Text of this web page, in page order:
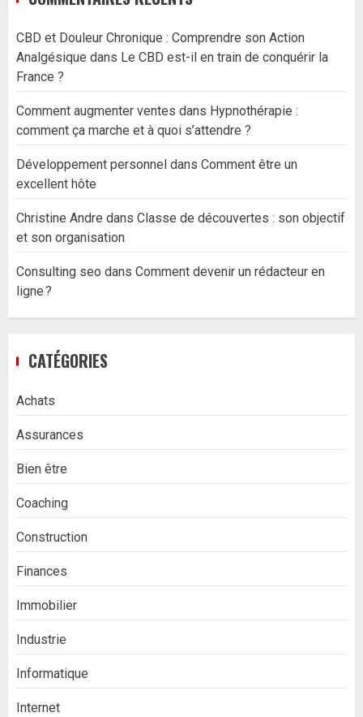
CBD et Douleur Chronique : Comprendre son Action
Analgésique dans Le CBD est-il en train de conquérir la
France ?
Comment augmenter ventes dans Hypnothérapie :
comment ça marche et à quoi s’attendre ?
Développement personnel dans Comment être un
excellent hôte
Christine Andre dans Classe de découvertes : son objectif
et son organisation
Consulting seo dans Comment devenir un rédacteur en
ligne ?
CATÉGORIES
Achats
Assurances
Bien être
Coaching
Construction
Finances
Immobilier
Industrie
Informatique
Internet